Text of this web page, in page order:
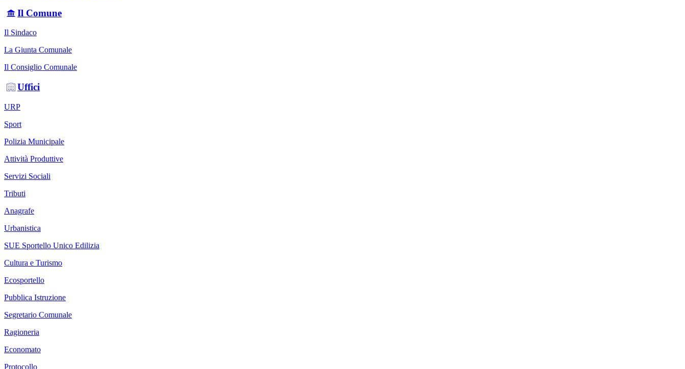
Il Comune
Il Sindaco
La Giunta Comunale
Il Consiglio Comunale
Uffici
URP
Sport
Polizia Municipale
Attività Produttive
Servizi Sociali
Tributi
Anagrafe
Urbanistica
SUE Sportello Unico Edilizia
Cultura e Turismo
Ecosportello
Pubblica Istruzione
Segretario Comunale
Ragioneria
Economato
Protocollo